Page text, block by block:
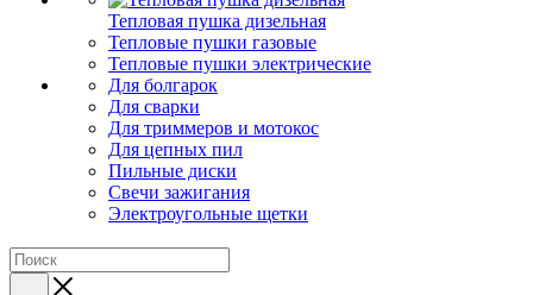
Тепловая пушка дизельная
Тепловые пушки газовые
Тепловые пушки электрические
Для болгарок
Для сварки
Для триммеров и мотокос
Для цепных пил
Пильные диски
Свечи зажигания
Электроугольные щетки